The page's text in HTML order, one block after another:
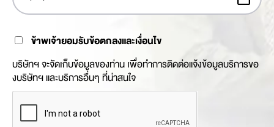
ข้าพเจ้ายอมรับข้อตกลงและเงื่อนไข
บริษัทฯ จะจัดเก็บข้อมูลของท่าน เพื่อทำการติดต่อแจ้งข้อมูลบริการขอ
งบริษัทฯ และบริการอื่นๆ ที่น่าสนใจ